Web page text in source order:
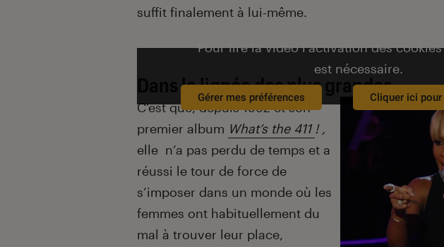
suffit finalement à lui-même.
Pour lire la vidéo l’activation des
est nécessaire.
Gérer mes préférences Cliquer ici
Dans la lignée des plus grandes
C’est que, depuis 1992 et son
premier album What’s the 411 ! ,
elle n’a pas perdu de temps et a
réussi le tour de force de
s’imposer dans un monde où les
femmes ont habituellement du
mal à trouver leur place,